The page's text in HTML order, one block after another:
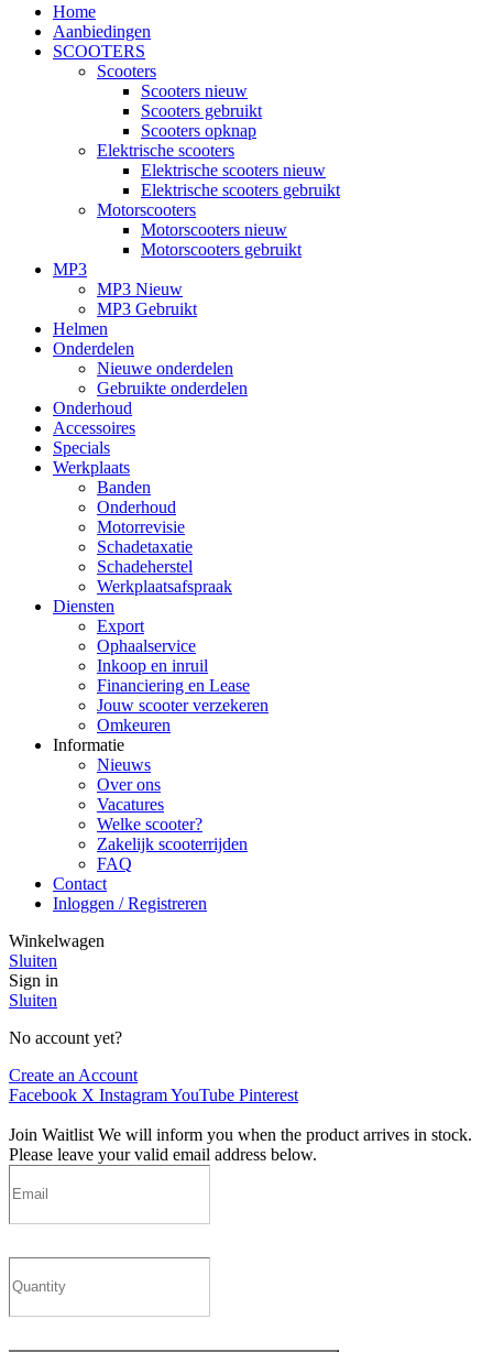
Home
Aanbiedingen
SCOOTERS
Scooters
Scooters nieuw
Scooters gebruikt
Scooters opknap
Elektrische scooters
Elektrische scooters nieuw
Elektrische scooters gebruikt
Motorscooters
Motorscooters nieuw
Motorscooters gebruikt
MP3
MP3 Nieuw
MP3 Gebruikt
Helmen
Onderdelen
Nieuwe onderdelen
Gebruikte onderdelen
Onderhoud
Accessoires
Specials
Werkplaats
Banden
Onderhoud
Motorrevisie
Schadetaxatie
Schadeherstel
Werkplaatsafspraak
Diensten
Export
Ophaalservice
Inkoop en inruil
Financiering en Lease
Jouw scooter verzekeren
Omkeuren
Informatie
Nieuws
Over ons
Vacatures
Welke scooter?
Zakelijk scooterrijden
FAQ
Contact
Inloggen / Registreren
Winkelwagen
Sluiten
Sign in
Sluiten
No account yet?
Create an Account
Facebook X InstagramYouTube Pinterest
Join Waitlist We will inform you when the product arrives in stock.
Please leave your valid email address below.